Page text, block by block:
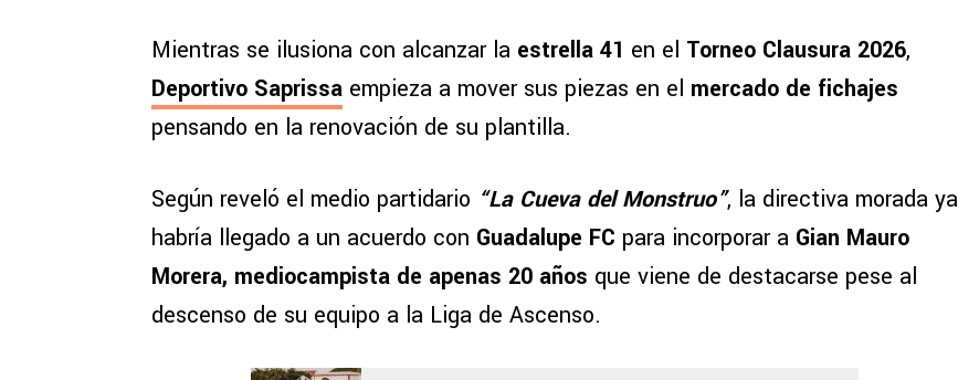
Mientras se ilusiona con alcanzar la estrella 41 en el Torneo Clausura 2026,
Deportivo Saprissa empieza a mover sus piezas en el mercado de fichajes
pensando en la renovación de su plantilla.
Según reveló el medio partidario “La Cueva del Monstruo”, la directiva morada ya
habría llegado a un acuerdo con Guadalupe FC para incorporar a Gian Mauro
Morera, mediocampista de apenas 20 años que viene de destacarse pese al
descenso de su equipo a la Liga de Ascenso.